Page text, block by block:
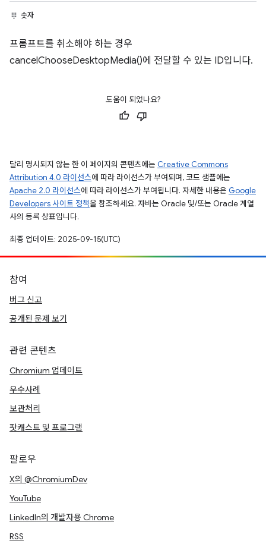
숫자
프롬프트를 취소해야 하는 경우
cancelChooseDesktopMedia()에 전달할 수 있는 ID입니다.
도움이 되었나요?
달리 명시되지 않는 한 이 페이지의 콘텐츠에는 Creative Commons
Attribution 4.0 라이선스에 따라 라이선스가 부여되며, 코드 샘플에는
Apache 2.0 라이선스에 따라 라이선스가 부여됩니다. 자세한 내용은 Google
Developers 사이트 정책을 참조하세요. 자바는 Oracle 및/또는 Oracle 계열
사의 등록 상표입니다.
최종 업데이트: 2025-09-15(UTC)
참여
버그 신고
공개된 문제 보기
관련 콘텐츠
Chromium 업데이트
우수사례
보관처리
팟캐스트 및 프로그램
팔로우
X의 @ChromiumDev
YouTube
LinkedIn의 개발자용 Chrome
RSS